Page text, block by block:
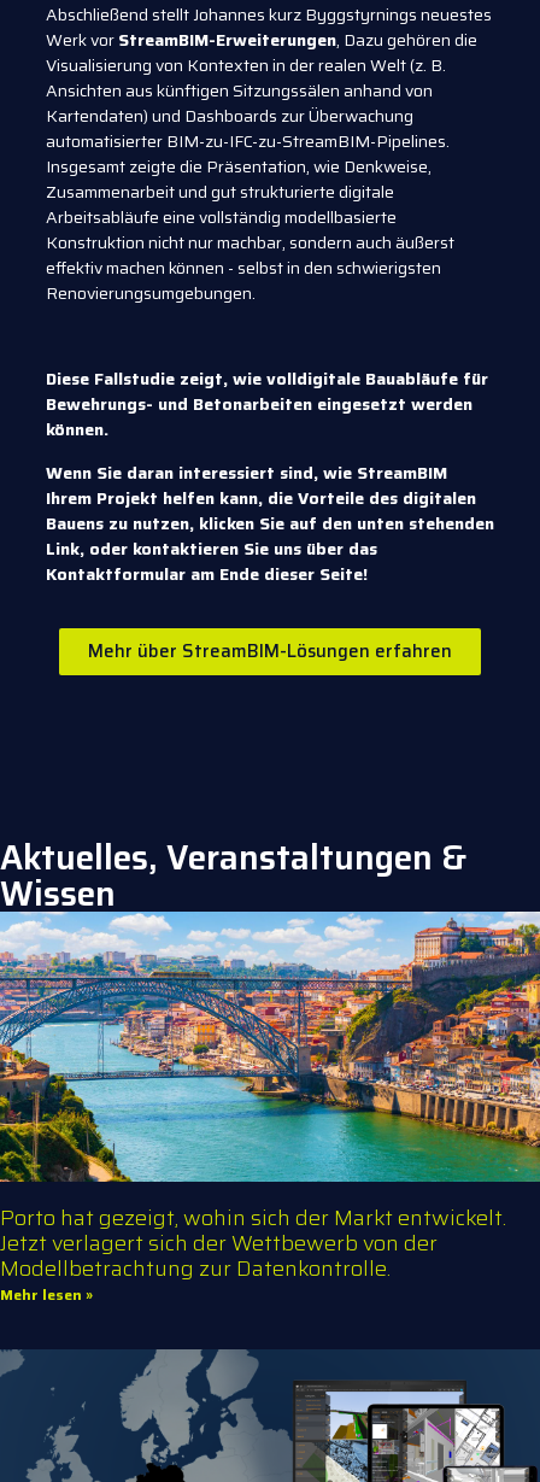
Abschließend stellt Johannes kurz Byggstyrnings neuestes
Werk vorStreamBIM-Erweiterungen, Dazu gehören die
Visualisierung von Kontexten in der realen Welt (z. B.
Ansichten aus künftigen Sitzungssälen anhand von
Kartendaten) und Dashboards zur Überwachung
automatisierter BIM-zu-IFC-zu-StreamBIM-Pipelines.
Insgesamt zeigte die Präsentation, wie Denkweise,
Zusammenarbeit und gut strukturierte digitale
Arbeitsabläufe eine vollständig modellbasierte
Konstruktion nicht nur machbar, sondern auch äußerst
effektiv machen können - selbst in den schwierigsten
Renovierungsumgebungen.
Diese Fallstudie zeigt, wie volldigitale Bauabläufe für
Bewehrungs- und Betonarbeiten eingesetzt werden
können.
Wenn Sie daran interessiert sind, wie StreamBIM
Ihrem Projekt helfen kann, die Vorteile des digitalen
Bauens zu nutzen, klicken Sie auf den unten stehenden
Link, oder kontaktieren Sie uns über das
Kontaktformular am Ende dieser Seite!
Mehr über StreamBIM-Lösungen erfahren
Aktuelles, Veranstaltungen &
Wissen
Porto hat gezeigt, wohin sich der Markt entwickelt.
Jetzt verlagert sich der Wettbewerb von der
Modellbetrachtung zur Datenkontrolle.
Mehr lesen »